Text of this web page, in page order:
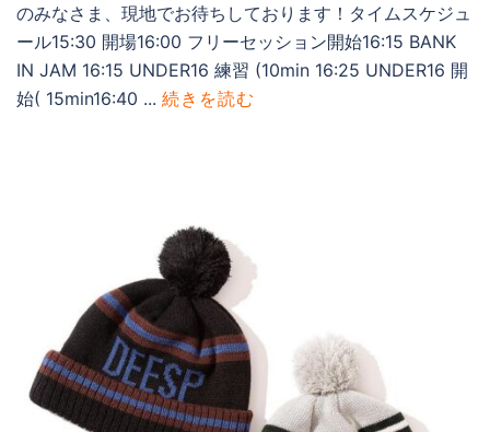
のみなさま、現地でお待ちしております！タイムスケジュ
ール15:30 開場16:00 フリーセッション開始16:15 BANK
IN JAM 16:15 UNDER16 練習 (10min 16:25 UNDER16 開
始( 15min16:40 ... 続きを読む